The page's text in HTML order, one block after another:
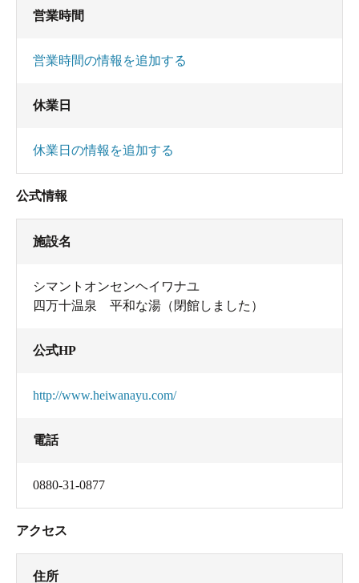
営業時間
営業時間の情報を追加する
休業日
休業日の情報を追加する
公式情報
施設名
シマントオンセンヘイワナユ
四万十温泉 平和な湯（閉館しました）
公式HP
http://www.heiwanayu.com/
電話
0880-31-0877
アクセス
住所